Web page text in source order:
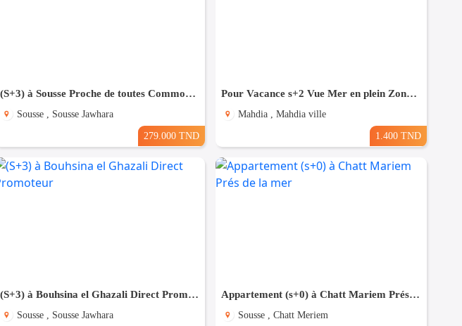
(S+3) à Sousse Proche de toutes Commodités
Sousse , Sousse Jawhara
279.000 TND
Pour Vacance s+2 Vue Mer en plein Zone Touristique Mahdia
Mahdia , Mahdia ville
1.400 TND
(S+3) à Bouhsina el Ghazali Direct Promoteur
Sousse , Sousse Jawhara
Appartement (s+0) à Chatt Mariem Prés de la mer
Sousse , Chatt Meriem